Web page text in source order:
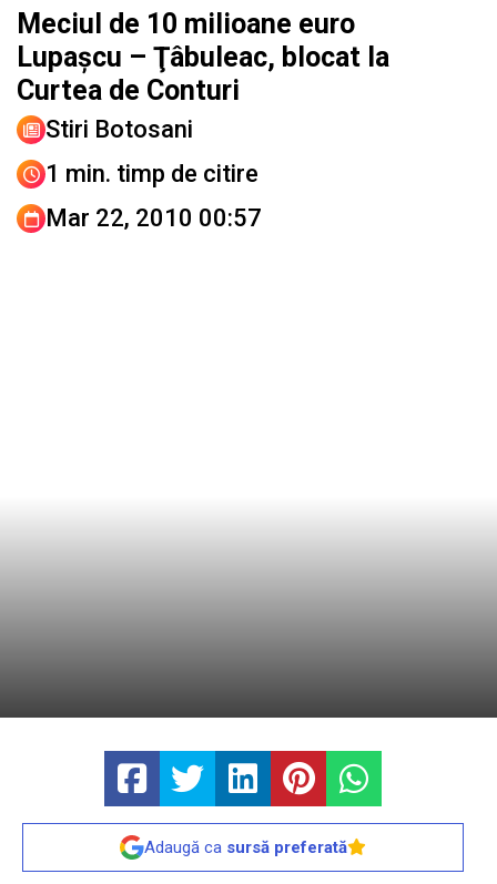
Meciul de 10 milioane euro
Lupaşcu – Ţâbuleac, blocat la
Curtea de Conturi
Stiri Botosani
1 min. timp de citire
Mar 22, 2010 00:57
Adaugă ca sursă preferată